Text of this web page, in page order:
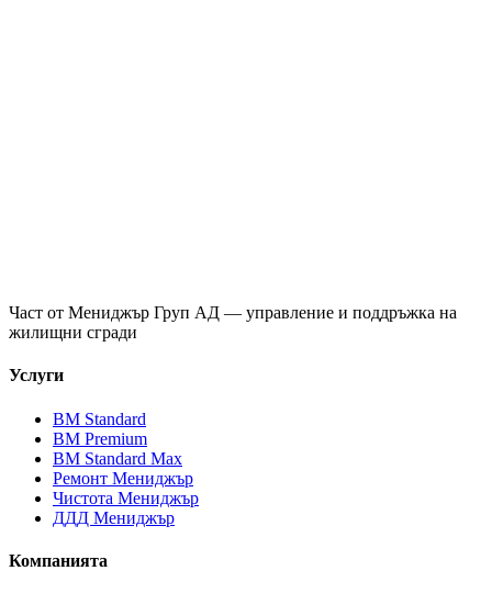
Част от Мениджър Груп АД — управление и поддръжка на
жилищни сгради
Услуги
ВМ Standard
ВМ Premium
ВМ Standard Max
Ремонт Мениджър
Чистота Мениджър
ДДД Мениджър
Компанията